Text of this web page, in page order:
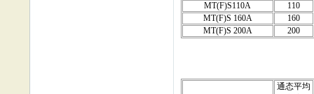
MT(F)S110A
110
MT(F)S 160A
160
MT(F)S 200A
200
通态平均